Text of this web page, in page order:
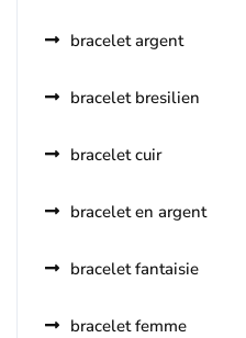
bracelet argent
bracelet bresilien
bracelet cuir
bracelet en argent
bracelet fantaisie
bracelet femme